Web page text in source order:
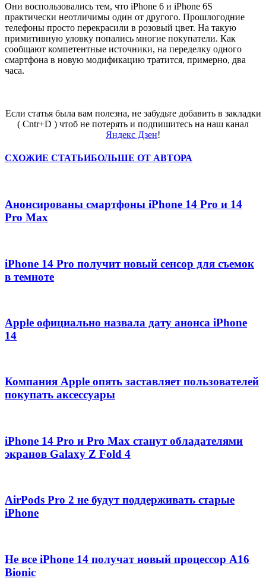
Они воспользовались тем, что iPhone 6 и iPhone 6S
практически неотличимы один от другого. Прошлогодние
телефоны просто перекрасили в розовый цвет. На такую
примитивную уловку попались многие покупатели. Как
сообщают компетентные источники, на переделку одного
смартфона в новую модификацию тратится, примерно, два
часа.
Если статья была вам полезна, не забудьте добавить в закладки
( Cntr+D ) чтоб не потерять и подпишитесь на наш канал
Яндекс Дзен!
СХОЖИЕ СТАТЬИБОЛЬШЕ ОТ АВТОРА
Анонсированы смартфоны iPhone 14 Pro и 14
Pro Max
iPhone 14 Pro получит новый сенсор для съемок
в темноте
Apple официально назвала дату анонса iPhone
14
Компания Apple опять заставляет пользователей
покупать аксессуары
iPhone 14 Pro и Pro Max станут обладателями
экранов Galaxy Z Fold 4
AirPods Pro 2 не будут поддерживать старые
iPhone
Не все iPhone 14 получат новый процессор А16
Bionic